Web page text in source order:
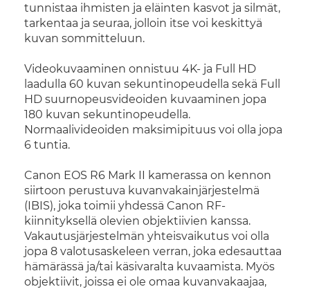
tunnistaa ihmisten ja eläinten kasvot ja silmät,
tarkentaa ja seuraa, jolloin itse voi keskittyä
kuvan sommitteluun.
Videokuvaaminen onnistuu 4K- ja Full HD
laadulla 60 kuvan sekuntinopeudella sekä Full
HD suurnopeusvideoiden kuvaaminen jopa
180 kuvan sekuntinopeudella.
Normaalivideoiden maksimipituus voi olla jopa
6 tuntia.
Canon EOS R6 Mark II kamerassa on kennon
siirtoon perustuva kuvanvakainjärjestelmä
(IBIS), joka toimii yhdessä Canon RF-
kiinnityksellä olevien objektiivien kanssa.
Vakautusjärjestelmän yhteisvaikutus voi olla
jopa 8 valotusaskeleen verran, joka edesauttaa
hämärässä ja/tai käsivaralta kuvaamista. Myös
objektiivit, joissa ei ole omaa kuvanvakaajaa,